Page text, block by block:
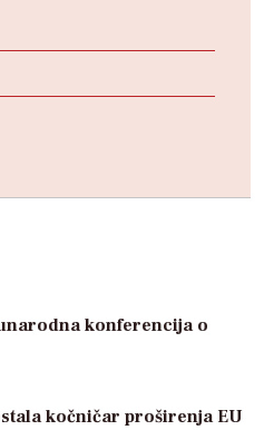
konferencija o
kočničar proširenja EU